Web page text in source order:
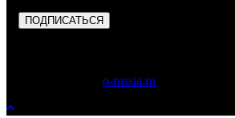
ПОДПИСАТЬСЯ
o-russia.ru